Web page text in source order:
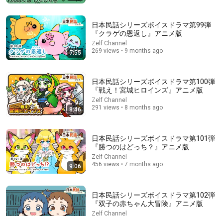
2:39:05
I Played 100% of Green Hell
Floydson
New 83K views
#28-2 空とぶ舟 【むかしばなしのおへや～伝えたい日本
昔話～】
7:55
日本民話シリーズボイスドラマ第99弾
『クラゲの恩返し』アニメ版
Zelf Channel
269 views • 9 months ago
8:46
日本民話シリーズボイスドラマ第100弾
『戦え！宮城ヒロインズ』アニメ版
Zelf Channel
291 views • 8 months ago
9:06
日本民話シリーズボイスドラマ第101弾
『勝つのはどっち？』アニメ版
Zelf Channel
456 views • 7 months ago
日本民話シリーズボイスドラマ第102弾
『双子の赤ちゃん大冒険』アニメ版
Zelf Channel